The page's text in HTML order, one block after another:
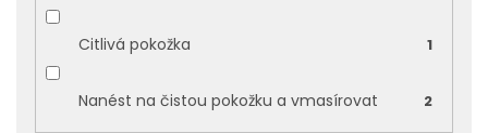
Citlivá pokožka 1
Nanést na čistou pokožku a vmasírovat 2